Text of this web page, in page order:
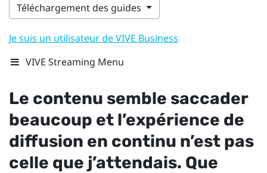
Téléchargement des guides
Je suis un utilisateur de VIVE Business
VIVE Streaming Menu
Le contenu semble saccader
beaucoup et l’expérience de
diffusion en continu n’est pas
celle que j’attendais. Que